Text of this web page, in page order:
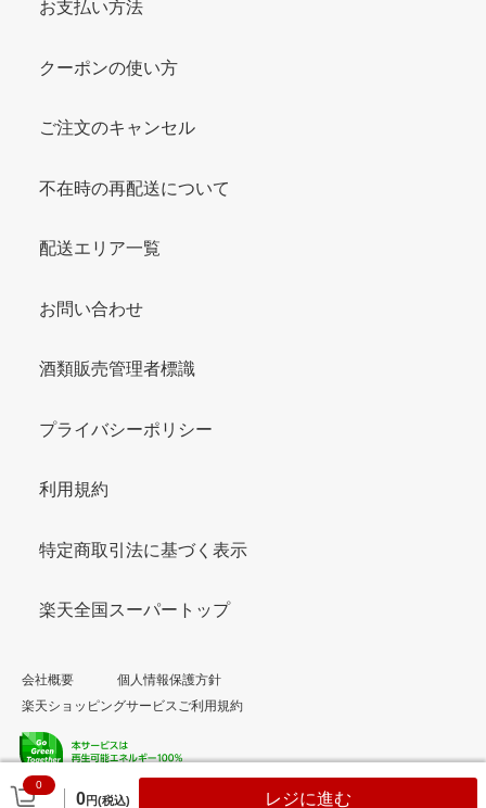
0
0円(税込) レジに進む
お支払い方法
クーポンの使い方
ご注文のキャンセル
不在時の再配送について
配送エリア一覧
お問い合わせ
酒類販売管理者標識
プライバシーポリシー
利用規約
特定商取引法に基づく表示
楽天全国スーパートップ
会社概要
個人情報保護方針
楽天ショッピングサービスご利用規約
© Rakuten Group, Inc.